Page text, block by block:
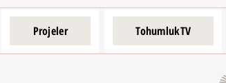
Projeler TohumlukTV